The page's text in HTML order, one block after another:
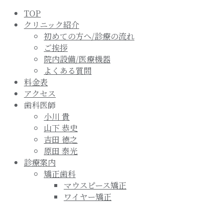
TOP
クリニック紹介
初めての方へ/診療の流れ
ご挨拶
院内設備/医療機器
よくある質問
料金表
アクセス
歯科医師
小川 貴
山下 恭史
吉田 徳之
原田 泰光
診療案内
矯正歯科
マウスピース矯正
ワイヤー矯正